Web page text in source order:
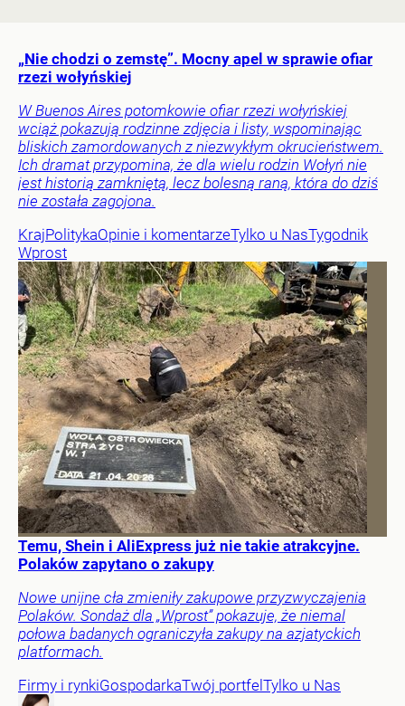
„Nie chodzi o zemstę”. Mocny apel w sprawie ofiar
rzezi wołyńskiej
W Buenos Aires potomkowie ofiar rzezi wołyńskiej
wciąż pokazują rodzinne zdjęcia i listy, wspominając
bliskich zamordowanych z niezwykłym okrucieństwem.
Ich dramat przypomina, że dla wielu rodzin Wołyń nie
jest historią zamkniętą, lecz bolesną raną, która do dziś
nie została zagojona.
KrajPolitykaOpinie i komentarzeTylko u NasTygodnik
Wprost
Temu, Shein i AliExpress już nie takie atrakcyjne.
Polaków zapytano o zakupy
Nowe unijne cła zmieniły zakupowe przyzwyczajenia
Polaków. Sondaż dla „Wprost” pokazuje, że niemal
połowa badanych ograniczyła zakupy na azjatyckich
platformach.
Firmy i rynkiGospodarkaTwój portfelTylko u Nas